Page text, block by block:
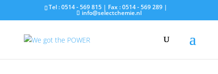
Tel : 0514 - 569 815 | Fax : 0514 - 569 289 |
info@selectchemie.nl